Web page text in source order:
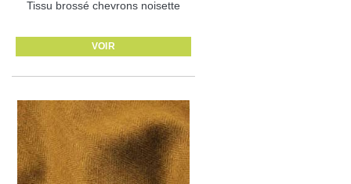
Tissu brossé chevrons noisette
VOIR